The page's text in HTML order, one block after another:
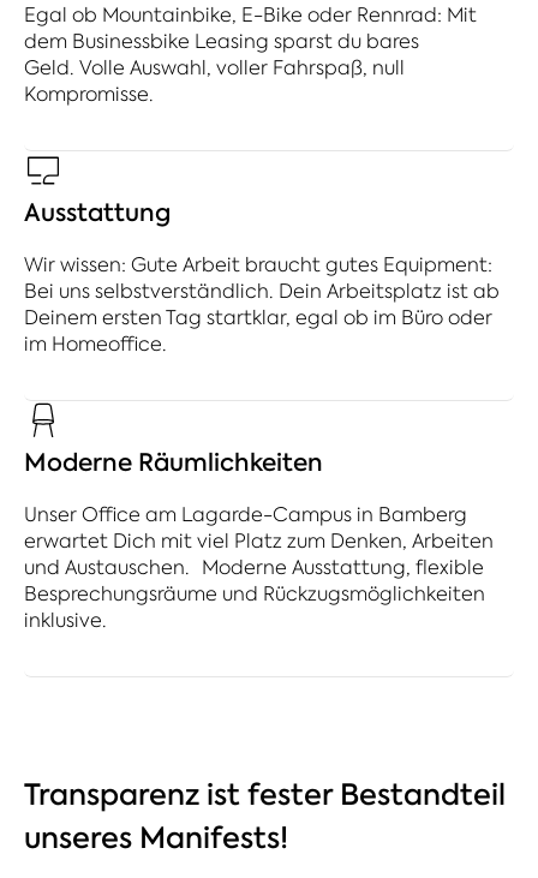
Egal ob Mountainbike, E-Bike oder Rennrad: Mit
dem Businessbike Leasing sparst du bares
Geld. Volle Auswahl, voller Fahrspaß, null
Kompromisse.
Ausstattung
Wir wissen: Gute Arbeit braucht gutes Equipment:
Bei uns selbstverständlich. Dein Arbeitsplatz ist ab
Deinem ersten Tag startklar, egal ob im Büro oder
im Homeoffice.
Moderne Räumlichkeiten
Unser Office am Lagarde-Campus in Bamberg
erwartet Dich mit viel Platz zum Denken, Arbeiten
und Austauschen. Moderne Ausstattung, flexible
Besprechungsräume und Rückzugsmöglichkeiten
inklusive.
Transparenz ist fester Bestandteil
unseres Manifests!